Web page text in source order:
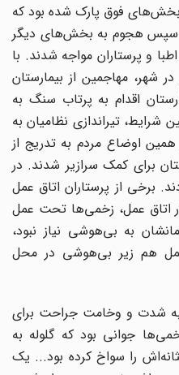
فوق پارک شده بود که
هجوم به بخش‌‌هاى دیگر
و پرستاران مواجه شدند. با
مهاجمین از بیمارستان
اقدام به پرتاب سنگ به
تیراندازى نظامیان به
اوضاع مردم به تدریج از
براى کمک سرازیر شدند. در
برخى از پرستاران اتاق عمل
اتاق عمل، زخمى‌‌ها تحت عمل
به بى‌هوشى نیاز نبود،
هم زیر بى‌هوشى در محل
شدت و وخامت جراحت براى
جوانى بود که گلوله به
را سواخ کرده بود... یک